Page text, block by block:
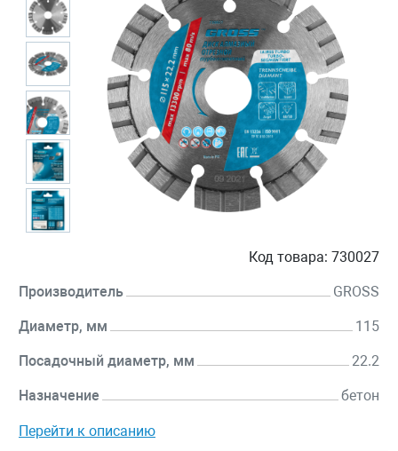
Код товара: 730027
Производитель GROSS
Диаметр, мм 115
Посадочный диаметр, мм 22.2
Назначение бетон
Перейти к описанию